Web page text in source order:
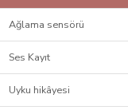
Ağlama sensörü
Ses Kayıt
Uyku hikâyesi